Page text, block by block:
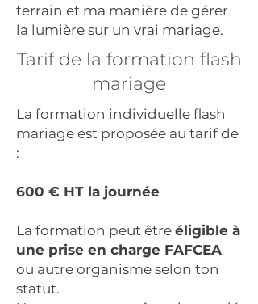
terrain et ma manière de gérer
la lumière sur un vrai mariage.
Tarif de la formation flash
mariage
La formation individuelle flash
mariage est proposée au tarif de
:
600 € HT la journée
La formation peut être éligible à
une prise en charge FAFCEA
ou autre organisme selon ton
statut.